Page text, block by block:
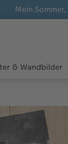
Mein
& Wandbilder